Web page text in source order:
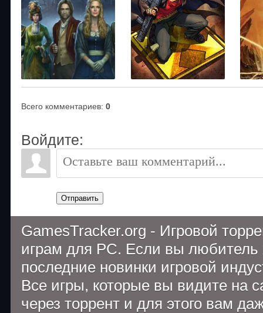
Всего комментариев: 0
Войдите:
Отправить
GamesTracker.org - Игровой
играм для PC. Если вы
последние новинки игровой
Все игры, которые вы видите на
через торрент и для этого вам